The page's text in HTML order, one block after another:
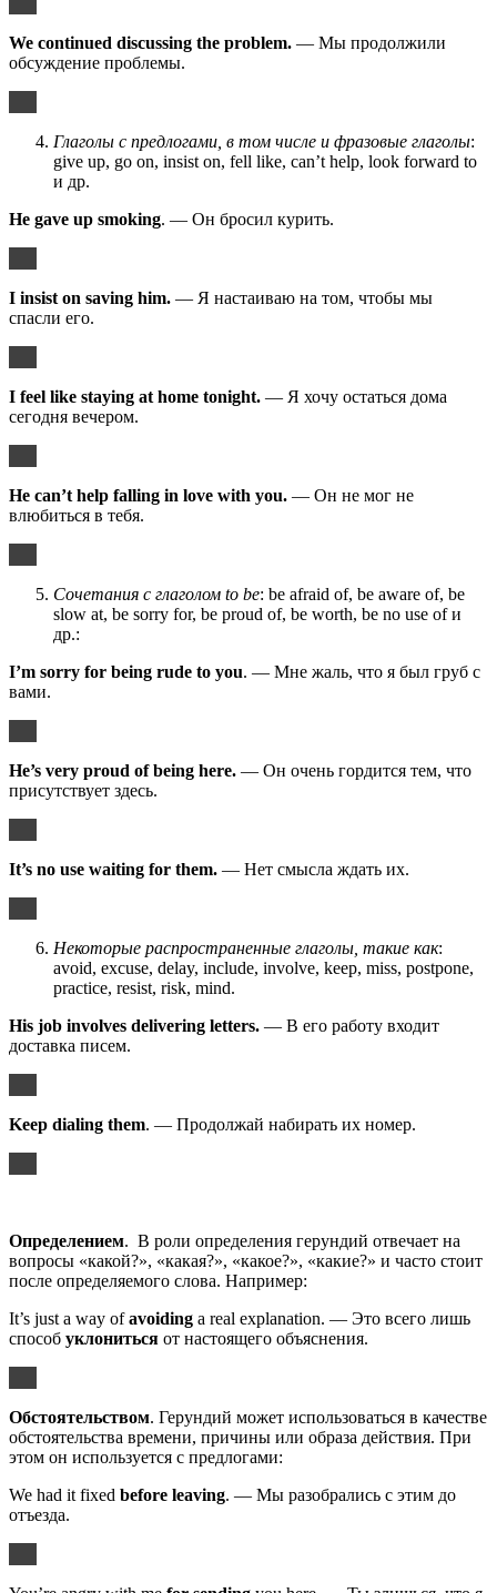
We continued discussing the problem. — Мы продолжили
обсуждение проблемы.
Глаголы с предлогами, в том числе и фразовые глаголы:
give up, go on, insist on, fell like, can’t help, look forward to
и др.
He gave up smoking. — Он бросил курить.
I insist on saving him. — Я настаиваю на том, чтобы мы
спасли его.
I feel like staying at home tonight. — Я хочу остаться дома
сегодня вечером.
He can’t help falling in love with you. — Он не мог не
влюбиться в тебя.
Сочетания с глаголом to be: be afraid of, be aware of, be
slow at, be sorry for, be proud of, be worth, be no use of и
др.:
I’m sorry for being rude to you. — Мне жаль, что я был груб с
вами.
He’s very proud of being here. — Он очень гордится тем, что
присутствует здесь.
It’s no use waiting for them. — Нет смысла ждать их.
Некоторые распространенные глаголы, такие как:
avoid, excuse, delay, include, involve, keep, miss, postpone,
practice, resist, risk, mind.
His job involves delivering letters. — В его работу входит
доставка писем.
Keep dialing them. — Продолжай набирать их номер.
Определением. В роли определения герундий отвечает на
вопросы «какой?», «какая?», «какое?», «какие?» и часто стоит
после определяемого слова. Например:
It’s just a way ofavoiding a real explanation. — Это всего лишь
способ уклониться от настоящего объяснения.
Обстоятельством. Герундий может использоваться в качестве
обстоятельства времени, причины или образа действия. При
этом он используется с предлогами:
We had it fixed before leaving. — Мы разобрались с этим до
отъезда.